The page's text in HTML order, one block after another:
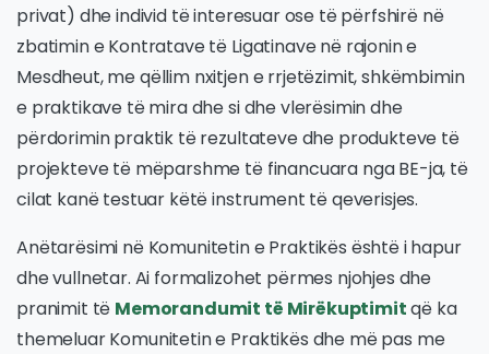
privat) dhe individ të interesuar ose të përfshirë në
zbatimin e Kontratave të Ligatinave në rajonin e
Mesdheut, me qëllim nxitjen e rrjetëzimit, shkëmbimin
e praktikave të mira dhe si dhe vlerësimin dhe
përdorimin praktik të rezultateve dhe produkteve të
projekteve të mëparshme të financuara nga BE-ja, të
cilat kanë testuar këtë instrument të qeverisjes.
Anëtarësimi në Komunitetin e Praktikës është i hapur
dhe vullnetar. Ai formalizohet përmes njohjes dhe
pranimit të Memorandumit të Mirëkuptimitqë ka
themeluar Komunitetin e Praktikës dhe më pas me